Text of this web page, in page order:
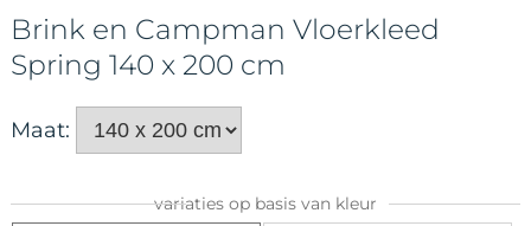
Brink en Campman Vloerkleed
Spring 140 x 200 cm
Maat:
variaties op basis van kleur